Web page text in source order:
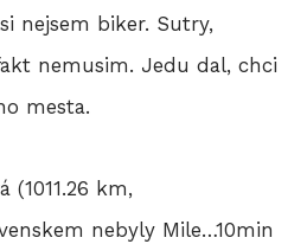
nejsem biker. Sutry,
nemusim. Jedu dal, chci
mesta.
(1011.26 km,
nebyly Mile…10min